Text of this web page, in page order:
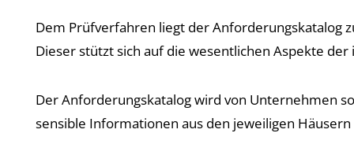
Dem Prüfverfahren liegt der Anforderungskatalog
Dieser stützt sich auf die wesentlichen Aspekte
Der Anforderungskatalog wird von Unternehmen
sensible Informationen aus den jeweiligen